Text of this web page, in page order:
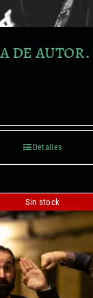
de autor.
Detalles
Sin stock